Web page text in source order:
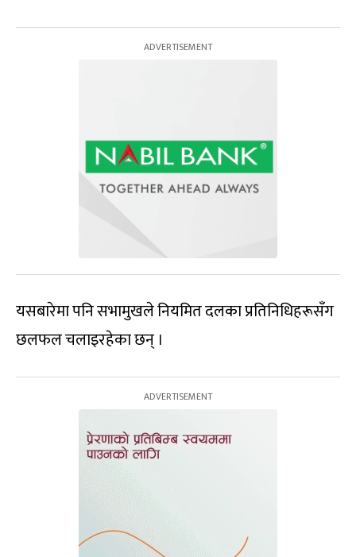
यसबारेमा पनि सभामुखले नियमित दलका प्रतिनिधिहरूसँग
छलफल चलाइरहेका छन् ।